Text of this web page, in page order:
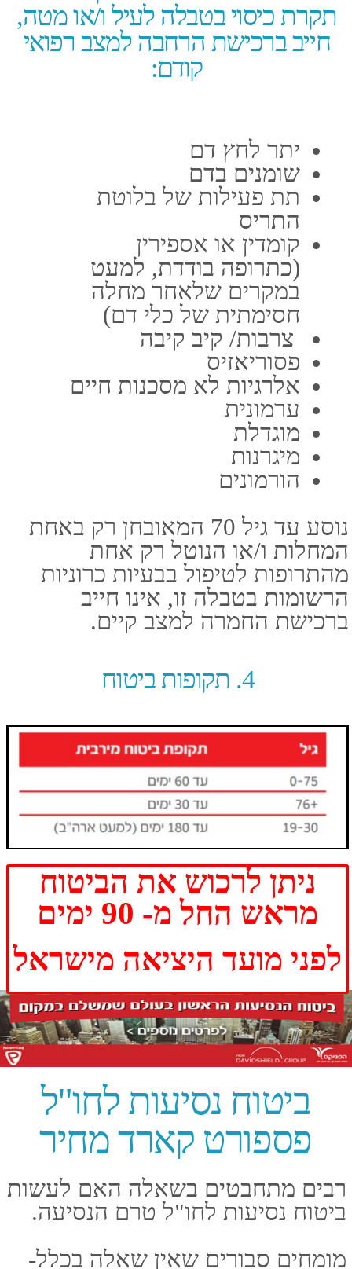
ניתן לרכוש את הביטוח
מראש החל מ- 90 ימים
לפני מועד היציאה מישראל
ביטוח נסיעות לחו"ל
פספורט קארד מחיר​
רבים מתחבטים בשאלה האם לעשות
ביטוח נסיעות לחו"ל טרם הנסיעה.
מומחים סבורים שאין שאלה בכלל-
הביטוח הכרחי למען הביטחון והשקט
הנפשי של השוהים בחו"ל במהלך
הנסיעה.
הביטוח חשוב לשם הגנה על
ההשקעה הכוללת של המבוטחים
בנסיעה, כך שגם אם נאלצים
להתמודד עם גניבה או עם בעיה
רפואית לא צפויה, יהיו לכך פתרונות
שלא יגרמו לשוהה בחו"ל להשקיע
את כל כספו האישי בהם.
במיוחד הינםפספורט קארד.
מדובר בכרטיס נטען איתו יכולים
לשלם בזמן אמת. בדקנו עבורכם
אודות מחירי הפספורט קארד ואלו
הממצאים.
כיסוי ביטוח נסיעות לחו"ל דרך
רכישה של פוליסת ביטוח
חשוב לוודא עוד לפני שיוצאים
לנסיעה, שהמסלול הביטוחי בו
בחרתם מספק כיסוי לכל התרחישים
שעלולים לקרות בנסיעה שלכם,
בהתבסס על נתוני מזג אוויר, תנאים
גיאוגרפיים, אופי הטיול וכו'.
הוצאות רפואיות והוצאות כבודה.
בהיבט הרפואי זה יכול לכסות על
רכישת תרופות וכדורים, הוצאות
ואשפוזים בבתי חולים, תאונות דרכים
המצריכות טיפול רפואי, הטסה
רפואית לארץ, טיפולי שיניים בחירום
וכו'.
בהיבט הכבודה, הביטוח מכסה על
נזקים פוטנציאליים כמו אובדן או
כמה עולה ביטוח פספורט קארד?
מחיר ביטוח הנסיעות הבסיסי לחו"ל
מחושב בדרך כלל פר יום, ועומד על
כ2-2.5 דולרים ביום.
הכיסוי הבסיסי מכסה על הוצאות